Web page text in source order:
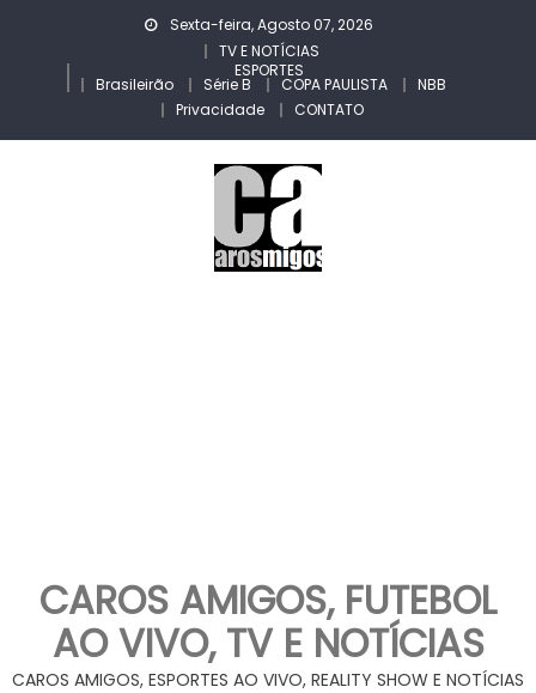
Sexta-feira, Agosto 07, 2026
TV E NOTÍCIAS
ESPORTES
Brasileirão Série B COPA PAULISTA
NBB
Privacidade
CONTATO
CAROS AMIGOS, FUTEBOL
AO VIVO, TV E NOTÍCIAS
CAROS AMIGOS, ESPORTES AO VIVO, REALITY SHOW E NOTÍCIAS